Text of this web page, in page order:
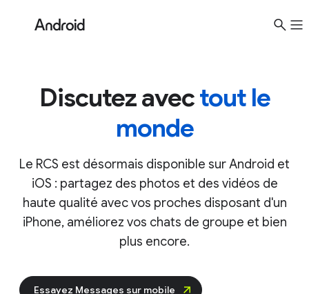
Des conversations chiffrées, peu importe le
téléphone.
Discutez avectout le
monde
Le RCS est désormais disponible sur Android et
iOS : partagez des photos et des vidéos de
haute qualité avec vos proches disposant d'un
iPhone, améliorez vos chats de groupe et bien
plus encore.
Essayez Messages sur mobile